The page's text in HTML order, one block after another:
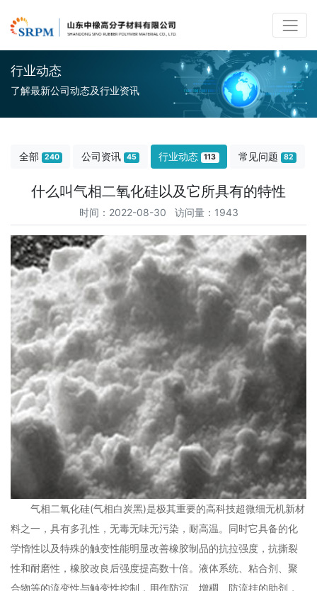
行业动态
了解最新公司动态及行业资讯
全部 240 公司资讯 45 行业动态 113 常见问题 82
什么叫气相二氧化硅以及它所具有的特性
时间：2022-08-30 访问量：1943
气相二氧化硅(气相白炭黑)是极其重要的高科技超微细无机新材
料之一，具有多孔性，无毒无味无污染，耐高温。同时它具备的化
学惰性以及特殊的触变性能明显改善橡胶制品的抗拉强度，抗撕裂
性和耐磨性，橡胶改良后强度提高数十倍。液体系统、粘合剂、聚
合物等的流变性与触变性控制，用作防沉、增稠、防流挂的助剂，